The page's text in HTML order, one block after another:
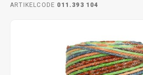
ARTIKELCODE 011.393 104